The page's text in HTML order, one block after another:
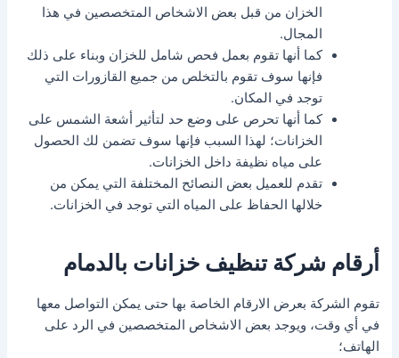
الخزان من قبل بعض الاشخاص المتخصصين في هذا
المجال.
كما أنها تقوم بعمل فحص شامل للخزان وبناء على ذلك
فإنها سوف تقوم بالتخلص من جميع القازورات التي
توجد في المكان.
كما أنها تحرص على وضع حد لتأثير أشعة الشمس على
الخزانات؛ لهذا السبب فإنها سوف تضمن لك الحصول
على مياه نظيفة داخل الخزانات.
تقدم للعميل بعض النصائح المختلفة التي يمكن من
خلالها الحفاظ على المياه التي توجد في الخزانات.
أرقام شركة تنظيف خزانات بالدمام
تقوم الشركة بعرض الارقام الخاصة بها حتى يمكن التواصل معها
في أي وقت، ويوجد بعض الاشخاص المتخصصين في الرد على
الهاتف؛